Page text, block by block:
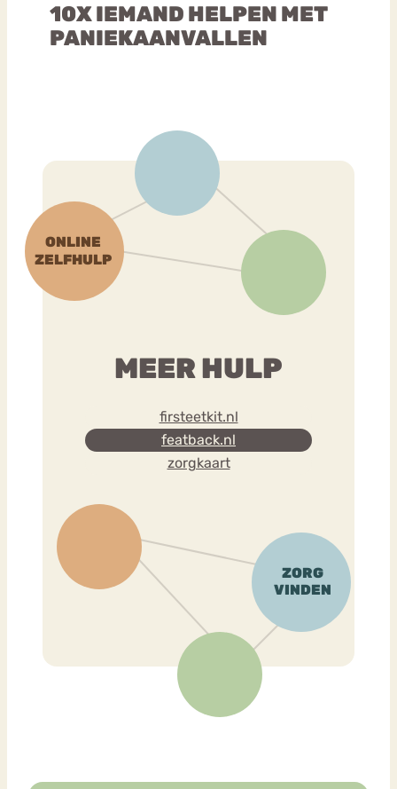
10X IEMAND HELPEN MET
PANIEKAANVALLEN
MEER HULP
firsteetkit.nl
featback.nl
zorgkaart